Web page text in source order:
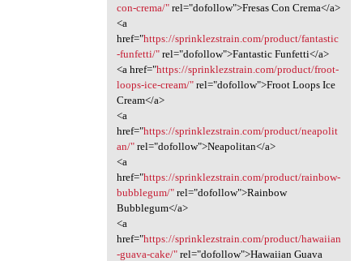
con-crema/"rel="dofollow">Fresas Con Crema</a>
<a
href="https://sprinklezstrain.com/product/fantastic
-funfetti/"rel="dofollow">Fantastic Funfetti</a>
<a href="https://sprinklezstrain.com/product/froot-
loops-ice-cream/"rel="dofollow">Froot Loops Ice
Cream</a>
<a
href="https://sprinklezstrain.com/product/neapolit
an/"rel="dofollow">Neapolitan</a>
<a
href="https://sprinklezstrain.com/product/rainbow-
bubblegum/"rel="dofollow">Rainbow
Bubblegum</a>
<a
href="https://sprinklezstrain.com/product/hawaiian
-guava-cake/"rel="dofollow">Hawaiian Guava